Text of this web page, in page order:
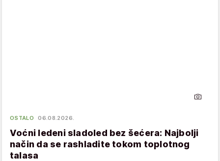
OSTALO 06.08.2026.
Voćni ledeni sladoled bez šećera: Najbolji
način da se rashladite tokom toplotnog
talasa